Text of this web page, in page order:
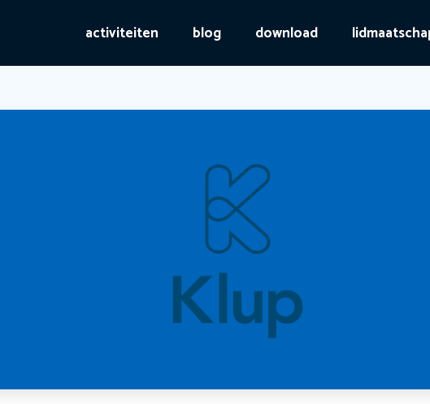
activiteiten blog download